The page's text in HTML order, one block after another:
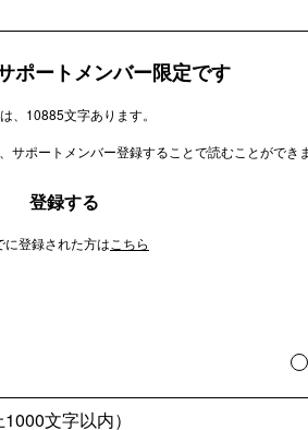
ポートメンバー限定です
、10885文字あります。
サポートメンバー登録することで読むことができ
登録する
に登録された方は こちら